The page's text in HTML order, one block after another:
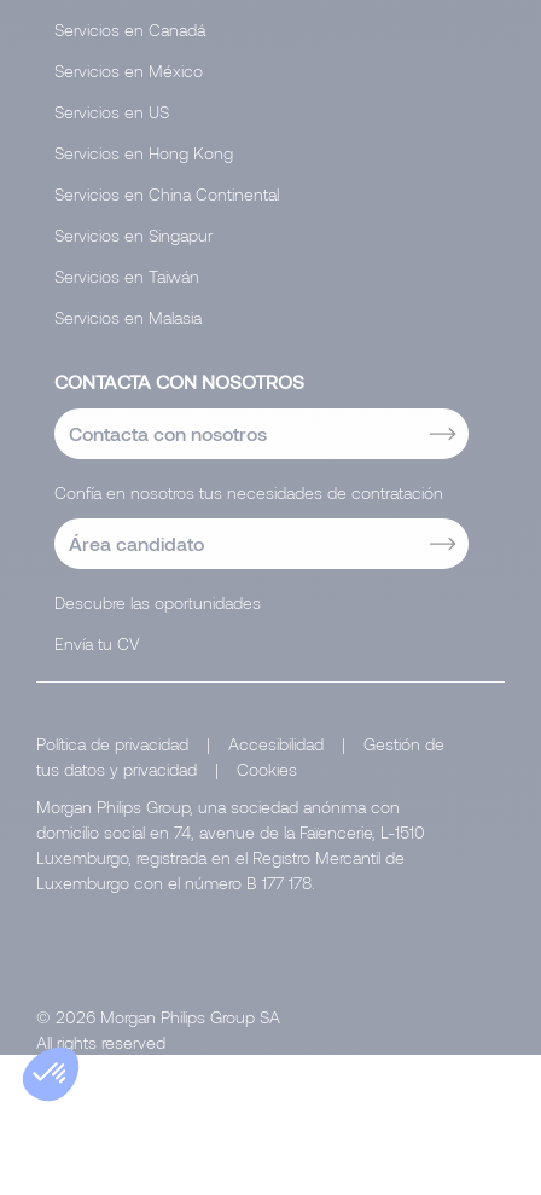
Servicios en Canadá
Servicios en México
Servicios en US
Servicios en Hong Kong
Servicios en China Continental
Servicios en Singapur
Servicios en Taiwán
Servicios en Malasia
CONTACTA CON NOSOTROS
Contacta con nosotros
Confía en nosotros tus necesidades de contratación
Área candidato
Descubre las oportunidades
Envía tu CV
Política de privacidad | Accesibilidad |
Gestión de
tus datos y privacidad
|
Cookies
Morgan Philips Group, una sociedad anónima con
domicilio social en 74, avenue de la Faïencerie, L-1510
Luxemburgo, registrada en el Registro Mercantil de
Luxemburgo con el número B 177 178.
© 2026 Morgan Philips Group SA
All rights reserved